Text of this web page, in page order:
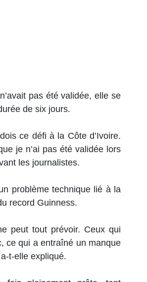
pas été validée, elle se
de six jours.
ce défi à la Côte d’Ivoire.
je n’ai pas été validée lors
les journalistes.
problème technique lié à la
record Guinness.
peut tout prévoir. Ceux qui
ce qui a entraîné un manque
t-elle expliqué.